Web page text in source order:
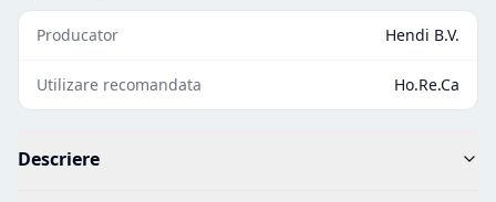
Producator Hendi B.V.
Utilizare recomandata Ho.Re.Ca
Descriere